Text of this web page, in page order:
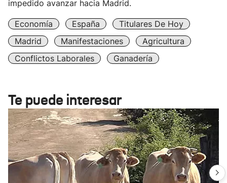
impedido avanzar hacia Madrid.
Economía España
Titulares De Hoy
Madrid
Manifestaciones
Agricultura
Conflictos Laborales
Ganadería
Te puede interesar